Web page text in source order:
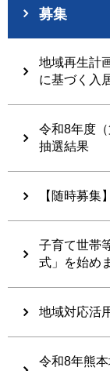
募集
地域再生計
に基づく入
令和8年度
抽選結果
【随時募集
子育て世帯
式」を始め
地域対応活
令和8年熊